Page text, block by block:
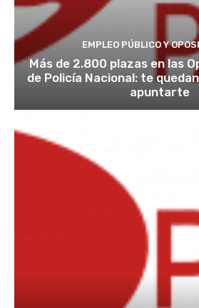
EMPLEO PÚBLICO Y
Más de 2.800 plazas en las
de Policía Nacional: te
apuntarte